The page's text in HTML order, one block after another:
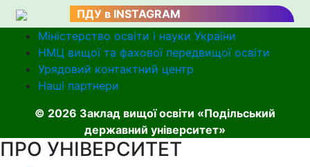
ПДУ в INSTAGRAM
Міністерство освіти і науки України
НМЦ вищої та фахової передвищої освіти
Урядовий контактний центр
Наші партнери
© 2026 Заклад вищої освіти «Подільський
державний університет»
ПРО УНІВЕРСИТЕТ